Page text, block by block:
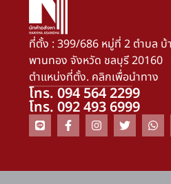
ที่ตั้ง : 399/686 หมู่ที่ 2 ตำบล บ้
พานทอง จังหวัด ชลบุรี 20160
ตำแหน่งที่ตั้ง. คลิกเพื่อนำทาง
โทร. 094 564 2299
โทร. 092 493 6999